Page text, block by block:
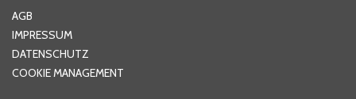
AGB
IMPRESSUM
DATENSCHUTZ
COOKIE MANAGEMENT